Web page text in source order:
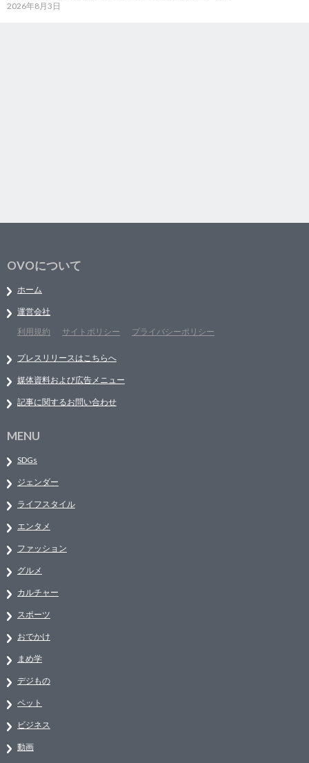
2026年8月3日
OVOについて
ホーム
運営会社
利用規約
サイトポリシー プライバシーポリシー
プレスリリースはこちらへ
媒体資料および広告メニュー
記事に関するお問い合わせ
MENU
SDGs
ジェンダー
ライフスタイル
エンタメ
ファッション
グルメ
カルチャー
スポーツ
おでかけ
まめ学
デジもの
ペット
ビジネス
動画